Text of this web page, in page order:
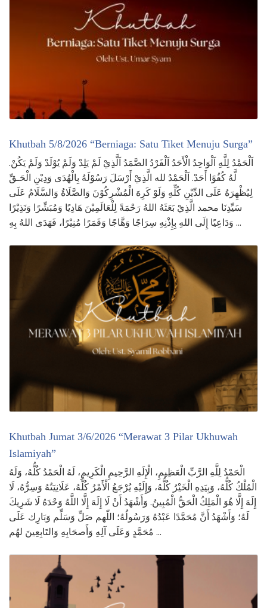
Khutbah 5/8/2026 “Berniaga: Satu Tiket Menuju Surga”
.اَلْحَمْدُ لِلَّهِ اَلْوَاحِدُ الْأَحَدُ اَلْفَرْدُ الصَّمَدُ اَلَّذِيْ لَمْ يَلِدْ وَلَمْ يُوْلَدْ وَلَمْ يَكُنْ
لَّهُ كُفُوًا أَحَدْ. اَلْحَمْدُ لله الَّذِيْ أَرْسَلَ رَسُوْلَهُ بِالْهُدَى وَدِيْنِ الْحَـقِّ
لِيُظْهِرَهُ عَلَى الدِّيْنِ كُلِّهِ وَلَوْ كَرِهَ الْمُشْرِكُوْنَ وَالصَّلَاةُ وَالسَّلَامُ عَلَى
سَيِّدِنَا محمد الَّذِيْ بَعَثَهُ اللهُ رَحْمَةً لِلْعَالَمِيْنَ هَادِيًا وَمُبَشِّرًا وَنَذِيْرًا
وَدَاعِيًا إِلَى اللهِ بِإِذْنِهِ سِرَاجًا وَهَّاجًا وَقَمَرًا مُنِيْرًا، فَهَدَى اللهُ بِهِ …
Khutbah Jumat 3/6/2026 “Merawat 3 Pilar Ukhuwah
Islamiyah”
الْحَمْدُ لِلَّهِ الرَّبِّ الْعَظِيمِ، الْإِلَهِ الرَّحِيمِ الْكَرِيمِ، لَهُ الْحَمْدُ كُلُّهُ، وَلَهُ
الْمُلْكُ كُلُّهُ، وَبِيَدِهِ الْخَيْرُ كُلُّهُ، وَإِلَيْهِ يُرْجَعُ الْأَمْرُ كُلُّهُ، عَلَانِيَتُهُ وَسِرُّهُ، لَا
إِلَهَ إِلَّا هُوَ الْمَلِكُ الْحَقُّ الْمُبِينُ. وَأَشْهَدُ أَنْ لَا إِلَهَ إِلَّا اللَّهُ وَحْدَهُ لَا شَرِيكَ
لَهُ؛ وَأَشْهَدُ أَنَّ مُحَمَّدًا عَبْدُهُ وَرَسُولُهُ؛ اللّهم صَلِّ وَسَلِّم وَبَارِك عَلَى
مُحَمَّدٍ وَعَلَى آلِهِ وَأَصحَابِهِ وَالتَابِعِينَ لهُم …